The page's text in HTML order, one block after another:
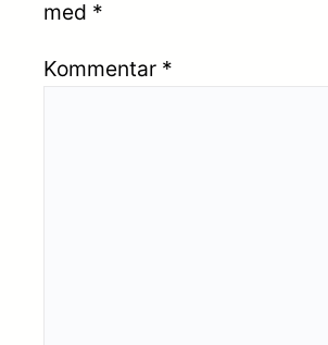
med *
Kommentar *